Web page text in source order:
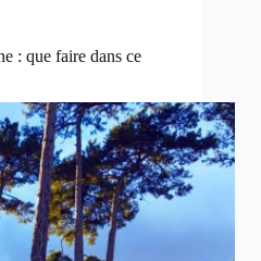
: que faire dans ce